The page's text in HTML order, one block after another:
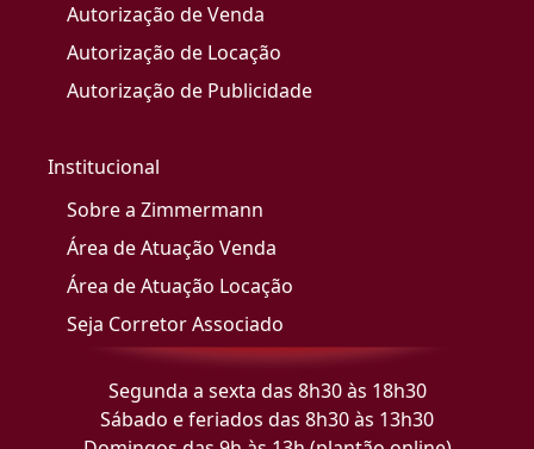
Autorização de Venda
Autorização de Locação
Autorização de Publicidade
Institucional
Sobre a Zimmermann
Área de Atuação Venda
Área de Atuação Locação
Seja Corretor Associado
Segunda a sexta das 8h30 às 18h30
Sábado e feriados das 8h30 às 13h30